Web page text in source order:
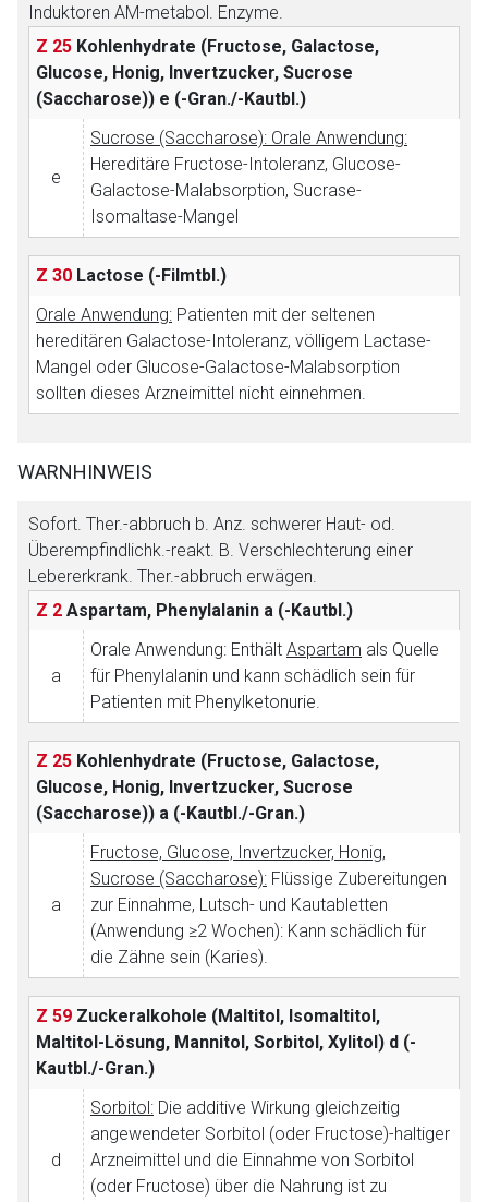
Induktoren AM-metabol. Enzyme.
Z 25 Kohlenhydrate (Fructose, Galactose,
Glucose, Honig, Invertzucker, Sucrose
(Saccharose)) e (-Gran./-Kautbl.)
e
Sucrose (Saccharose): Orale Anwendung:
Hereditäre Fructose-Intoleranz, Glucose-
Galactose-Malabsorption, Sucrase-
Isomaltase-Mangel
Z 30 Lactose (-Filmtbl.)
Orale Anwendung: Patienten mit der seltenen
hereditären Galactose-Intoleranz, völligem Lactase-
Mangel oder Glucose-Galactose-Malabsorption
sollten dieses Arzneimittel nicht einnehmen.
WARNHINWEIS
Sofort. Ther.-abbruch b. Anz. schwerer Haut- od.
Überempfindlichk.-reakt. B. Verschlechterung einer
Lebererkrank. Ther.-abbruch erwägen.
Z 2 Aspartam, Phenylalanin a (-Kautbl.)
a
Orale Anwendung: Enthält Aspartam als Quelle
für Phenylalanin und kann schädlich sein für
Patienten mit Phenylketonurie.
Z 25 Kohlenhydrate (Fructose, Galactose,
Glucose, Honig, Invertzucker, Sucrose
(Saccharose)) a (-Kautbl./-Gran.)
a
Fructose, Glucose, Invertzucker, Honig,
Sucrose (Saccharose): Flüssige Zubereitungen
zur Einnahme, Lutsch- und Kautabletten
(Anwendung ≥2 Wochen): Kann schädlich für
die Zähne sein (Karies).
Z 59 Zuckeralkohole (Maltitol, Isomaltitol,
Maltitol-Lösung, Mannitol, Sorbitol, Xylitol) d (-
Kautbl./-Gran.)
d
Sorbitol: Die additive Wirkung gleichzeitig
angewendeter Sorbitol (oder Fructose)-haltiger
Arzneimittel und die Einnahme von Sorbitol
(oder Fructose) über die Nahrung ist zu
Aufruf einer externen Seite